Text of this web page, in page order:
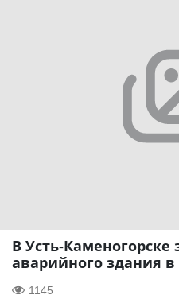
В Усть-
аварийного здания
1145